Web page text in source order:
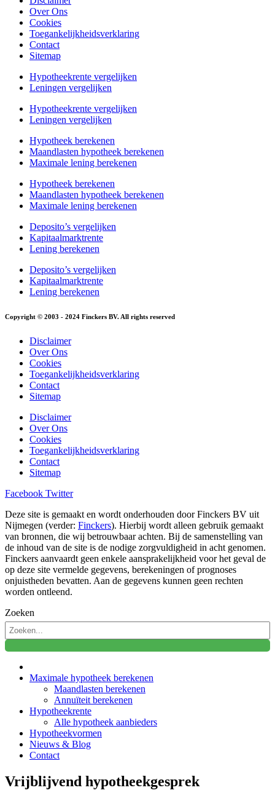
Over Ons
Cookies
Toegankelijkheidsverklaring
Contact
Sitemap
Hypotheekrente vergelijken
Leningen vergelijken
Hypotheekrente vergelijken
Leningen vergelijken
Hypotheek berekenen
Maandlasten hypotheek berekenen
Maximale lening berekenen
Hypotheek berekenen
Maandlasten hypotheek berekenen
Maximale lening berekenen
Deposito’s vergelijken
Kapitaalmarktrente
Lening berekenen
Deposito’s vergelijken
Kapitaalmarktrente
Lening berekenen
Copyright © 2003 - 2024 Finckers BV. All rights reserved
Disclaimer
Over Ons
Cookies
Toegankelijkheidsverklaring
Contact
Sitemap
Disclaimer
Over Ons
Cookies
Toegankelijkheidsverklaring
Contact
Sitemap
Facebook Twitter
Deze site is gemaakt en wordt onderhouden door Finckers BV uit
Nijmegen (verder: Finckers). Hierbij wordt alleen gebruik gemaakt
van bronnen, die wij betrouwbaar achten. Bij de samenstelling van
de inhoud van de site is de nodige zorgvuldigheid in acht genomen.
Finckers aanvaardt geen enkele aansprakelijkheid voor het geval de
op deze site vermelde gegevens, berekeningen of prognoses
onjuistheden bevatten. Aan de gegevens kunnen geen rechten
worden ontleend.
Zoeken
Maximale hypotheek berekenen
Maandlasten berekenen
Annuïteit berekenen
Hypotheekrente
Alle hypotheek aanbieders
Hypotheekvormen
Nieuws & Blog
Contact
Vrijblijvend hypotheekgesprek